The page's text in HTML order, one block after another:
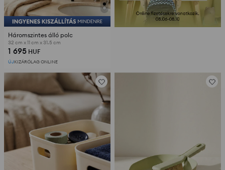
Háromszintes álló polc
32 cm x 11 cm x 31.5 cm
1 695 HUF
ÚJKIZÁRÓLAG ONLINE